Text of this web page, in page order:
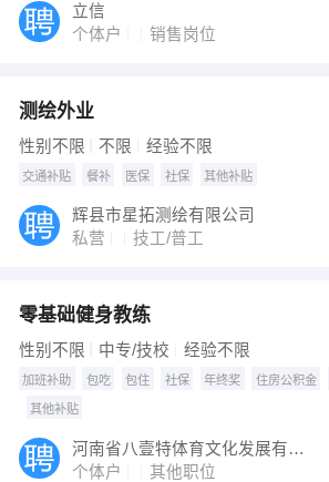
立信
个体户
销售岗位
测绘外业
性别不限 不限 经验不限
交通补贴 餐补 医保 社保 其他补贴
辉县市星拓测绘有限公司
私营
技工/普工
零基础健身教练
性别不限 中专/技校 经验不限
加班补助 包吃 包住 社保 年终奖 住房公积金
其他补贴
河南省八壹特体育文化发展有限公司
个体户
其他职位